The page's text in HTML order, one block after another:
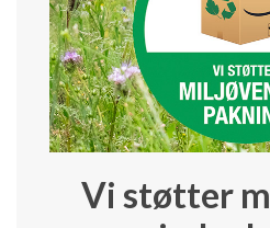
Vi støtter